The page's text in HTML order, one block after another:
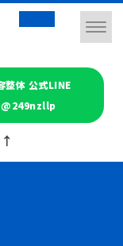
整体 公式LINE
@249nzllp
↑